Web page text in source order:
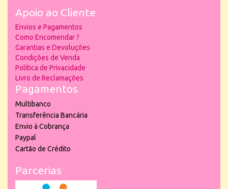
Apoio ao Cliente
Envios e Pagamentos
Como Encomendar ?
Garantias e Devoluções
Condições de Venda
Política de Privacidade
Livro de Reclamações
Pagamentos
Multibanco
Transferência Bancária
Envio à Cobrança
Paypal
Cartão de Crédito
Parcerias